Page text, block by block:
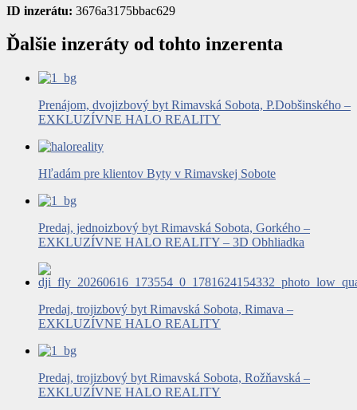
ID inzerátu: 3676a3175bbac629
Ďalšie inzeráty od tohto inzerenta
Prenájom, dvojizbový byt Rimavská Sobota, P.Dobšinského –
EXKLUZÍVNE HALO REALITY
Hľadám pre klientov Byty v Rimavskej Sobote
Predaj, jednoizbový byt Rimavská Sobota, Gorkého –
EXKLUZÍVNE HALO REALITY – 3D Obhliadka
Predaj, trojizbový byt Rimavská Sobota, Rimava –
EXKLUZÍVNE HALO REALITY
Predaj, trojizbový byt Rimavská Sobota, Rožňavská –
EXKLUZÍVNE HALO REALITY